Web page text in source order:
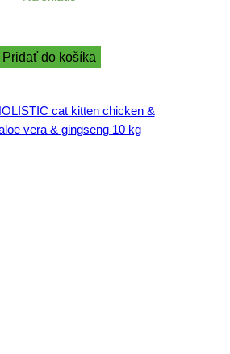
Pridať do košíka